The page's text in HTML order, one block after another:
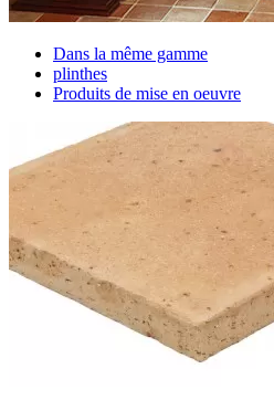
Dans la même gamme
plinthes
Produits de mise en oeuvre